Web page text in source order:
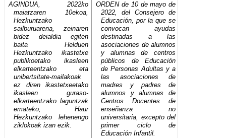
AGINDUA, 2022ko
maiatzaren 10ekoa,
Hezkuntzako
sailburuarena, zeinaren
bidez deialdia egiten
baita Helduen
Hezkuntzako ikastetxe
publikoetako ikasleen
elkarteentzako eta
unibertsitate-mailakoak
ez diren ikastetxeetako
ikasleen guraso-
elkarteentzako laguntzak
emateko, Haur
Hezkuntzako lehenengo
ziklokoak izan ezik.
ORDEN de 10 de mayo de
2022, del Consejero de
Educación, por la que se
convocan ayudas
destinadas a las
asociaciones de alumnos
y alumnas de centros
públicos de Educación
de Personas Adultas y a
las asociaciones de
madres y padres de
alumnos y alumnas de
Centros Docentes de
enseñanza no
universitaria, excepto del
primer ciclo de
Educación Infantil.